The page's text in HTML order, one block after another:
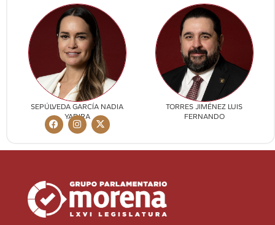
SEPÚLVEDA GARCÍA NADIA
YADIRA
TORRES JIMÉNEZ LUIS
FERNANDO